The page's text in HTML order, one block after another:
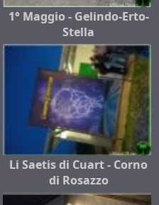
1° Maggio - Gelindo-Erto-
Stella
Li Saetis di Cuart - Corno
di Rosazzo